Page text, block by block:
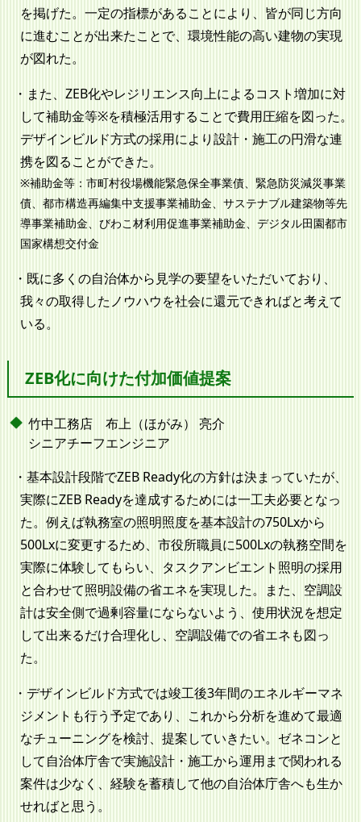
を掲げた。一定の指標があることにより、皆が同じ方向
に進むことが出来たことで、環境性能の高い建物の実現
が図れた。
また、ZEB化やレジリエンス向上によるコスト増加に対
して補助金等※を積極活用することで費用圧縮を図った。
デザインビルド方式の採用により設計・施工の円滑な連
携を図ることができた。
※補助金等：市町村役場機能緊急保全事業債、緊急防災減災事業
債、都市構造再編集中支援事業補助金、サステナブル建築物等先
導事業補助金、びわこ材利用促進事業補助金、デジタル田園都市
国家構想交付金
既に多くの自治体から見学の要望をいただいており、
我々の取得したノウハウを社会に還元できればと考えて
いる。
ZEB化に向けた付加価値提案
竹中工務店 布上（ほがみ） 亮介
シニアチーフエンジニア
基本設計段階でZEB Ready化の方針は決まっていたが、
実際にZEB Readyを達成するためには一工夫必要となっ
た。例えば執務室の照明照度を基本設計の750Lxから
500Lxに変更するため、市役所職員に500Lxの執務空間を
実際に体験してもらい、タスクアンビエント照明の採用
と合わせて照明設備の省エネを実現した。また、空調設
計は安全側で過剰容量にならないよう、使用状況を想定
して出来るだけ合理化し、空調設備での省エネも図っ
た。
デザインビルド方式では竣工後3年間のエネルギーマネ
ジメントも行う予定であり、これから分析を進めて最適
なチューニングを検討、提案していきたい。ゼネコンと
して自治体庁舎で実施設計・施工から運用まで関われる
案件は少なく、経験を蓄積して他の自治体庁舎へも生か
せればと思う。